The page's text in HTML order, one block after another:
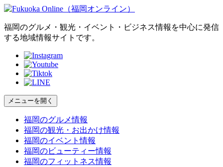
福岡のグルメ・観光・イベント・ビジネス情報を中心に発信
する地域情報サイトです。
メニューを開く
福岡のグルメ情報
福岡の観光・お出かけ情報
福岡のイベント情報
福岡のビューティー情報
福岡のフィットネス情報